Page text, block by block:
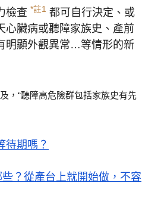
檢查 *註1 都可自行決定、或
心臟病或聽障家族史、產前
明顯外觀異常…等情形的新
，“聽障高危險群包括家族史有先
待期嗎？
？從產台上就開始做，不容